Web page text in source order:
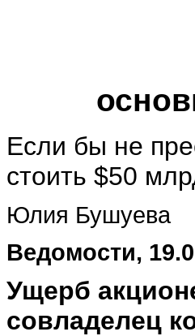
Если бы не
стоить $50
Юлия Бушуева
Ведомости,
Ущерб
совладелец